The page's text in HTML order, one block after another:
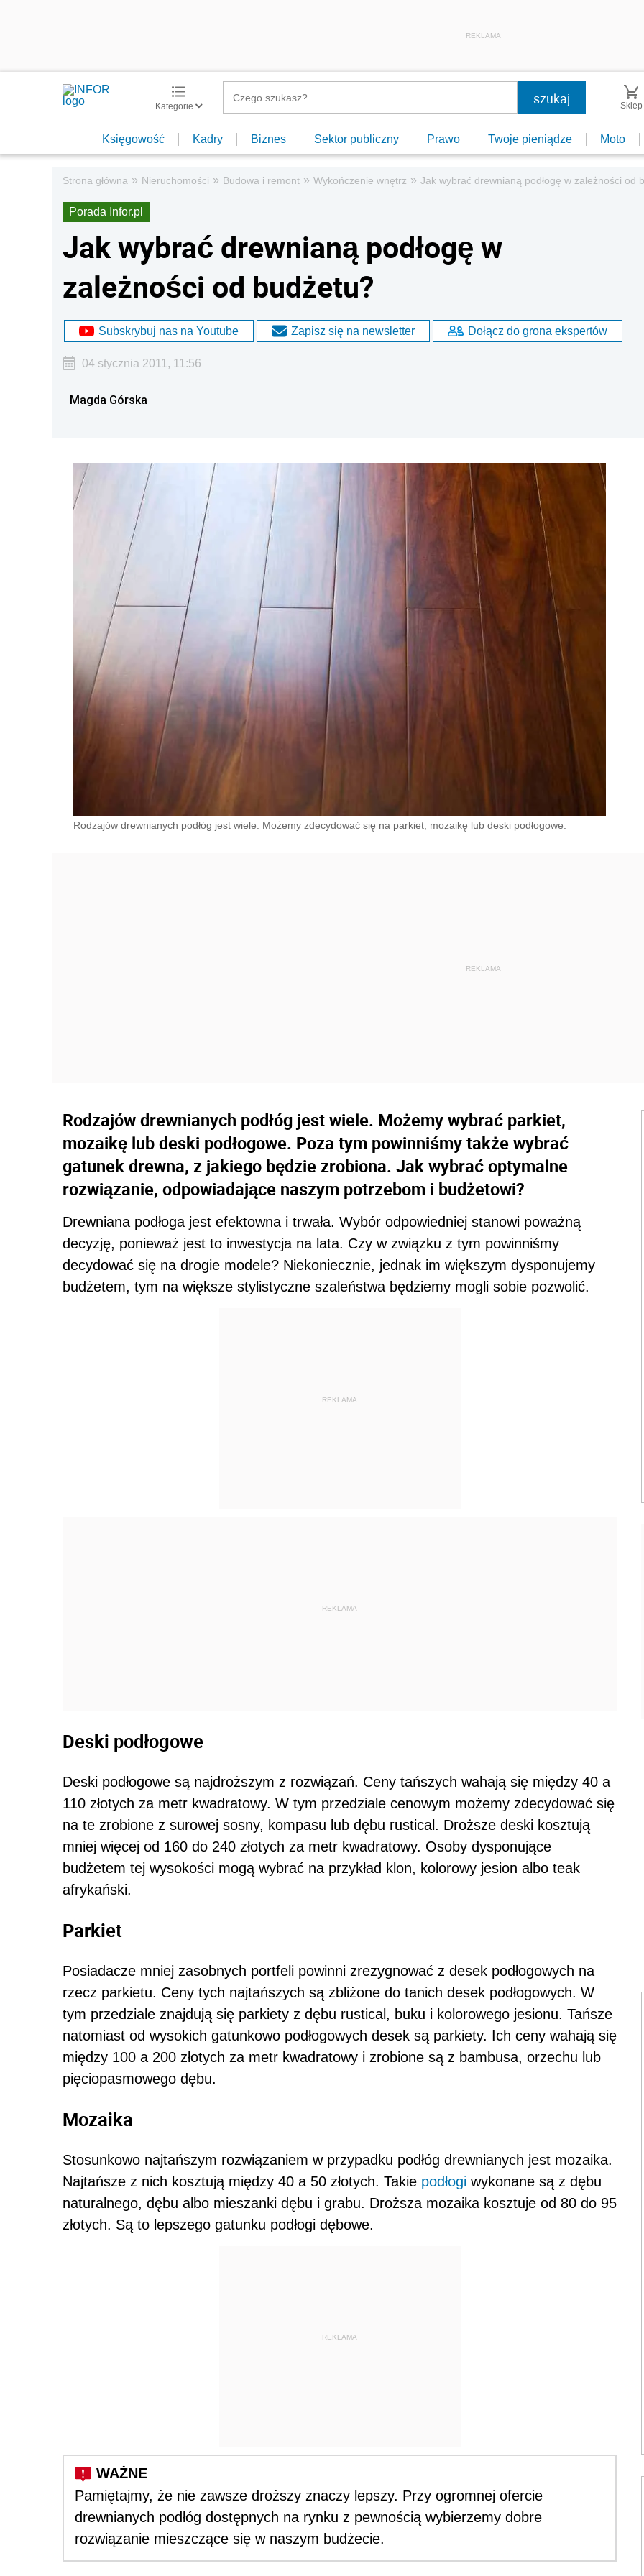
REKLAMA
Kategorie Sklep
Księgowość Kadry Biznes Sektor publiczny Prawo Twoje pieniądze Moto
Strona główna » Nieruchomości » Budowa i remont » Wykończenie wnętrz » Jak wybrać drewnianą podłogę w zależności od
Porada Infor.pl
Jak wybrać drewnianą podłogę w
zależności od budżetu?
Subskrybuj nas na Youtube Zapisz się na newsletter Dołącz do grona ekspertów
04 stycznia 2011, 11:56
Magda Górska
Rodzajów drewnianych podłóg jest wiele. Możemy zdecydować się na parkiet, mozaikę lub deski podłogowe.
Rodzajów drewnianych podłóg jest wiele. Możemy wybrać parkiet,
mozaikę lub deski podłogowe. Poza tym powinniśmy także wybrać
gatunek drewna, z jakiego będzie zrobiona. Jak wybrać optymalne
rozwiązanie, odpowiadające naszym potrzebom i budżetowi?
Drewniana podłoga jest efektowna i trwała. Wybór odpowiedniej stanowi poważną
decyzję, ponieważ jest to inwestycja na lata. Czy w związku z tym powinniśmy
decydować się na drogie modele? Niekoniecznie, jednak im większym dysponujemy
budżetem, tym na większe stylistyczne szaleństwa będziemy mogli sobie pozwolić.
REKLAMA
REKLAMA
Deski podłogowe
Deski podłogowe są najdroższym z rozwiązań. Ceny tańszych wahają się między 40 a
110 złotych za metr kwadratowy. W tym przedziale cenowym możemy zdecydować się
na te zrobione z surowej sosny, kompasu lub dębu rustical. Droższe deski kosztują
mniej więcej od 160 do 240 złotych za metr kwadratowy. Osoby dysponujące
budżetem tej wysokości mogą wybrać na przykład klon, kolorowy jesion albo teak
afrykański.
Parkiet
Posiadacze mniej zasobnych portfeli powinni zrezygnować z desek podłogowych na
rzecz parkietu. Ceny tych najtańszych są zbliżone do tanich desek podłogowych. W
tym przedziale znajdują się parkiety z dębu rustical, buku i kolorowego jesionu. Tańsze
natomiast od wysokich gatunkowo podłogowych desek są parkiety. Ich ceny wahają się
między 100 a 200 złotych za metr kwadratowy i zrobione są z bambusa, orzechu lub
pięciopasmowego dębu.
Mozaika
Stosunkowo najtańszym rozwiązaniem w przypadku podłóg drewnianych jest mozaika.
Najtańsze z nich kosztują między 40 a 50 złotych. Takie podłogi wykonane są z dębu
naturalnego, dębu albo mieszanki dębu i grabu. Droższa mozaika kosztuje od 80 do 95
złotych. Są to lepszego gatunku podłogi dębowe.
REKLAMA
Pamiętajmy, że nie zawsze droższy znaczy lepszy. Przy ogromnej ofercie
drewnianych podłóg dostępnych na rynku z pewnością wybierzemy dobre
rozwiązanie mieszczące się w naszym budżecie.